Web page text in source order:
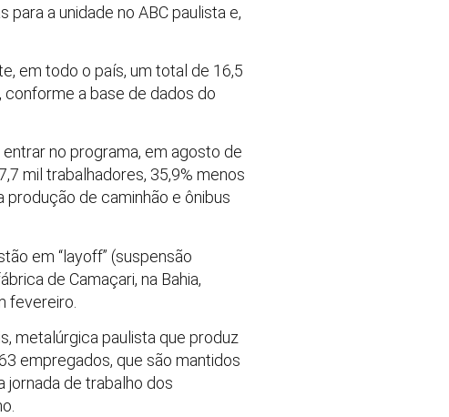
a unidade no ABC paulista e,
em todo o país, um total de 16,5
conforme a base de dados do
no programa, em agosto de
mil trabalhadores, 35,9% menos
produção de caminhão e ônibus
em “layoff” (suspensão
de Camaçari, na Bahia,
fevereiro.
metalúrgica paulista que produz
empregados, que são mantidos
jornada de trabalho dos